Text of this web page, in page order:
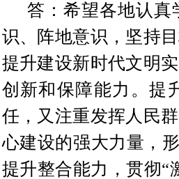
答：希望各地认
识、阵地意识，坚持
提升建设新时代文明
创新和保障能力。提
任，又注重发挥人民
心建设的强大力量，
提升整合能力，贯彻“